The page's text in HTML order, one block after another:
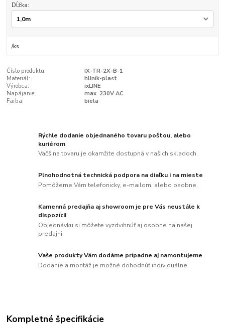
Dĺžka:
/ks
Číslo produktu:
IX-TR-2X-B-1
Materiál:
hliník-plast
Výrobca:
ixLINE
Napájanie:
max. 230V AC
Farba:
biela
Rýchle dodanie objednaného tovaru poštou, alebo
kuriérom
Väčšina tovaru je okamžite dostupná v našich skladoch.
Plnohodnotná technická podpora na diaľku i na mieste
Pomôžeme Vám telefonicky, e-mailom, alebo osobne.
Kamenná predajňa aj showroom je pre Vás neustále k
dispozícii
Objednávku si môžete vyzdvihnúť aj osobne na našej
predajni.
Vaše produkty Vám dodáme prípadne aj namontujeme
Dodanie a montáž je možné dohodnúť individuálne.
Kompletné špecifikácie